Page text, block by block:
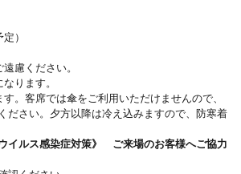
）
慮ください。
ります。
。客席では傘をご利用いただけませんので、
ださい。夕方以降は冷え込みますので、防寒着
イルス感染症対策》 ご来場のお客様へご協力